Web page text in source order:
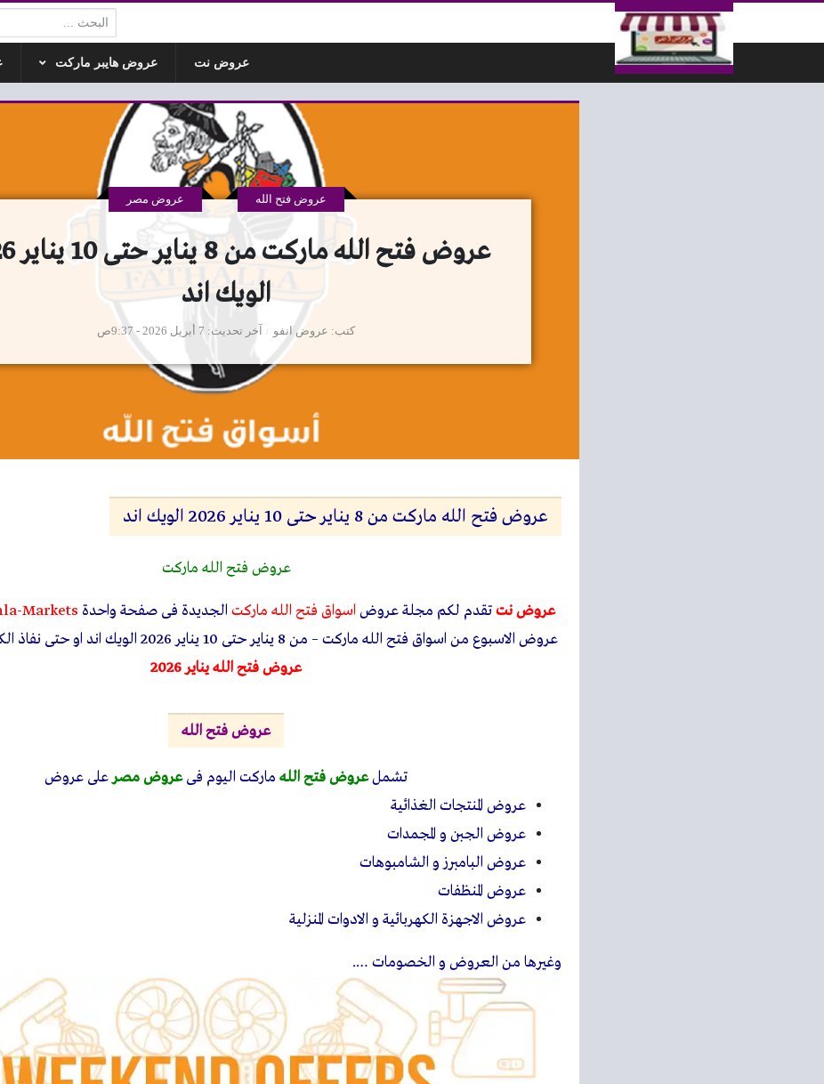
التخطي إلى المحتوى
البحث:
عروض نت عروض هايبر ماركت
عروض
الويك اند
كتب عروض انفو
عروض فتح الله عروض مصر
آخر تحديث 7 أبريل 2026 - 9:37ص
عروض فتح الله ماركت من 8 يناير حتى 10 يناير 2026 الويك اند
عروض فتح الله ماركت
عروض نتتقدم لكم مجلة عروض اسواق فتح الله ماركت الجديدة فى صفحة واحدة Markets
عروض الاسبوع من اسواق فتح الله ماركت – من 8 يناير حتى 10 يناير 2026 الويك اند او حتى نفاذ الكمية بجميع الفروع
عروض فتح الله يناير 2026
عروض فتح الله
تشملعروض فتح الله ماركت اليوم فىعروض مصرعلى عروض
عروض المنتجات الغذائية
عروض الجبن و المجمدات
عروض البامبرز و الشامبوهات
عروض المنظفات
عروض الاجهزة الكهربائية و الادوات المنزلية
وغيرها من العروض و الخصومات ….